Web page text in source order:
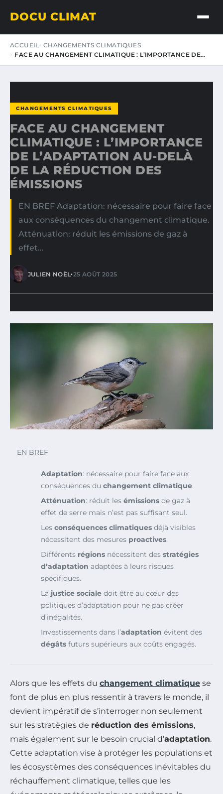
DOCU CLIMAT
ACCUEIL CHANGEMENTS CLIMATIQUES
FACE AU CHANGEMENT CLIMATIQUE : L’IMPORTANCE DE…
CHANGEMENTS CLIMATIQUES
FACE AU CHANGEMENT
CLIMATIQUE : L’IMPORTANCE
DE L’ADAPTATION AU-DELÀ
DE LA RÉDUCTION DES
ÉMISSIONS
EN BREF Adaptation: nécessaire pour faire face
aux conséquences du changement climatique.
Atténuation: réduit les émissions de gaz à
effet…
JULIEN NOËL•25 AOÛT 2025
EN BREF
Adaptation: nécessaire pour faire face aux
conséquences du changement climatique.
Atténuation: réduit les émissions de gaz à
effet de serre mais n’est pas suffisant seul.
Les conséquences climatiques déjà visibles
nécessitent des mesures proactives.
Différents régions nécessitent des stratégies
d’adaptation adaptées à leurs risques
spécifiques.
La justice sociale doit être au cœur des
politiques d’adaptation pour ne pas créer
d’inégalités.
Investissements dans l’adaptation évitent des
dégâts futurs supérieurs aux coûts engagés.
Alors que les effets du changement climatique se
font de plus en plus ressentir à travers le monde, il
devient impératif de s’interroger non seulement
sur les stratégies de réduction des émissions,
mais également sur le besoin crucial d’adaptation.
Cette adaptation vise à protéger les populations et
les écosystèmes des conséquences inévitables du
réchauffement climatique, telles que les